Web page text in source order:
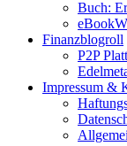
Buch:
Finanzblogroll
P2P
Impressum &